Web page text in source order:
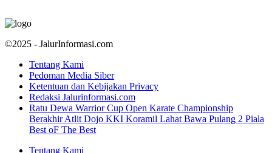
©2025 - JalurInformasi.com
Tentang Kami
Pedoman Media Siber
Ketentuan dan Kebijakan Privacy
Redaksi Jalurinformasi.com
Ratu Dewa Warrior Cup Open Karate Championship
Berakhir Atlit Dojo KKI Koramil Lahat Bawa Pulang 2 Piala
Best oF The Best
Tentang Kami